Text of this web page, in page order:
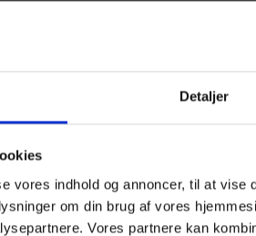
Detaljer
vores indhold og annoncer, til at
om din brug af vores
Vores partnere kan
et grafisk drag-and-drop-
Du ser ændringerne live
og komponenter præcist
skabeloner du kan tage
uden at kontakte en udvikler